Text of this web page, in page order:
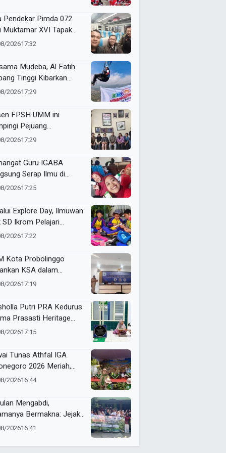
Pendekar Pimda 072
Muktamar XVI Tapak
di Semarang, Bawa
202617:32
Mudeba, Al Fatih
Tinggi Kibarkan
Flag di Langit Kota
202617:29
FPSH UMM ini
Pejuang
Bali Lewat
202617:29
Guru IGABA
Serap Ilmu di
Jurnalistik Digital
202617:25
Explore Day, Ilmuwan
SD Ikrom Pelajari
Energi dan Kelola
202617:22
Kota Probolinggo
KSA dalam
Jurnalistik Digital
202617:19
Putri PRA Kedurus
Prasasti Heritage
Jadi
Saleh
202617:15
Tunas Athfal IGA
2026 Meriah,
Semangat Anak
202616:44
Mengabdi,
Bermakna: Jejak
Umsura di Wonorejo
202616:41